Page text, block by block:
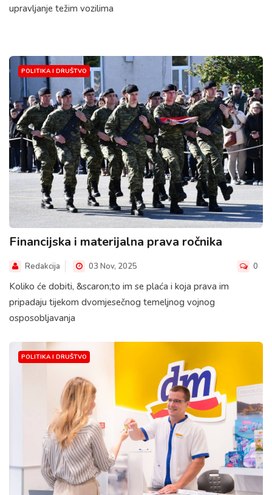
upravljanje težim vozilima
POLITIKA I DRUŠTVO
Financijska i materijalna prava ročnika
Redakcija 03 Nov, 2025 0
Koliko će dobiti, &scaron;to im se plaća i koja prava im
pripadaju tijekom dvomjesečnog temeljnog vojnog
osposobljavanja
POLITIKA I DRUŠTVO